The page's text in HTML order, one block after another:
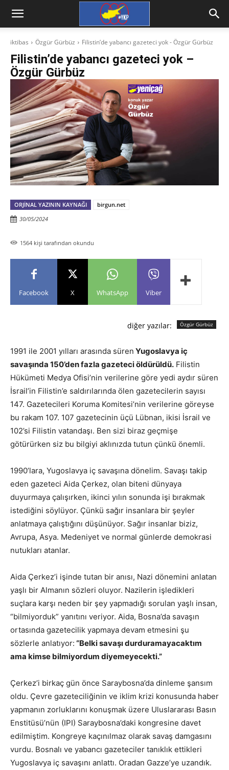
iktibas Özgür Gürbüz Filistin’de yabancı gazeteci yok - Özgür Gürbüz
Filistin’de yabancı gazeteci yok –
Özgür Gürbüz
ORJINAL YAZININ KAYNAĞI
birgun.net
30/05/2024
1564 kişi tarafından okundu
Facebook X WhatsApp Viber
diğer yazılar: Özgür Gürbüz
1991 ile 2001 yılları arasında süren Yugoslavya iç
savaşında 150’den fazla gazeteci öldürüldü. Filistin
Hükümeti Medya Ofisi’nin verilerine göre yedi aydır süren
İsrail’in Filistin’e saldırılarında ölen gazetecilerin sayısı
147. Gazetecileri Koruma Komitesi’nin verilerine göreyse
bu rakam 107. 107 gazetecinin üçü Lübnan, ikisi İsrail ve
102’si Filistin vatandaşı. Ben sizi biraz geçmişe
götürürken siz bu bilgiyi aklınızda tutun çünkü önemli.
1990’lara, Yugoslavya iç savaşına dönelim. Savaşı takip
eden gazeteci Aida Çerkez, olan biteni dünyaya
duyurmaya çalışırken, ikinci yılın sonunda işi bırakmak
istediğini söylüyor. Çünkü sağır insanlara bir şeyler
anlatmaya çalıştığını düşünüyor. Sağır insanlar biziz,
Avrupa, Asya. Medeniyet ve normal günlerde demokrasi
nutukları atanlar.
Aida Çerkez’i işinde tutan bir anısı, Nazi dönemini anlatan
yaşlı bir Almanın sözleri oluyor. Nazilerin işledikleri
suçlara karşı neden bir şey yapmadığı sorulan yaşlı insan,
“bilmiyorduk” yanıtını veriyor. Aida, Bosna’da savaşın
ortasında gazetecilik yapmaya devam etmesini şu
sözlerle anlatıyor: “Belki savaşı durduramayacaktım
ama kimse bilmiyordum diyemeyecekti.”
Çerkez’i birkaç gün önce Saraybosna’da dinleme şansım
oldu. Çevre gazeteciliğinin ve iklim krizi konusunda haber
yapmanın zorluklarını konuşmak üzere Uluslararası Basın
Enstitüsü’nün (IPI) Saraybosna’daki kongresine davet
edilmiştim. Kongreye kaçınılmaz olarak savaş damgasını
vurdu. Bosnalı ve yabancı gazeteciler tanıklık ettikleri
Yugoslavya iç savaşını anlattı. Oradan Gazze’ye uzandık.